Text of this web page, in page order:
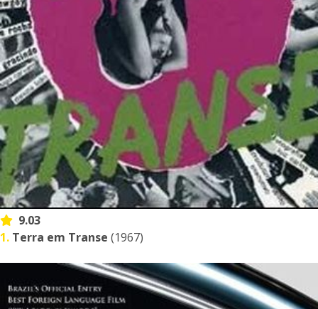
9.03
1. Terra em Transe (1967)